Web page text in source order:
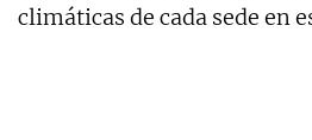
climáticas de cada sede en